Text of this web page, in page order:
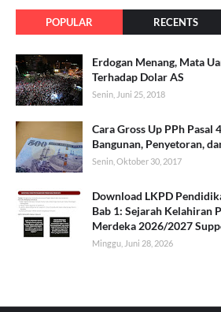
POPULAR RECENTS
Erdogan Menang, Mata
Terhadap Dolar AS
Senin, Juni 25, 2018
Cara Gross Up PPh Pasal
Bangunan, Penyetoran,
Senin, Oktober 30, 2017
Download LKPD
Bab 1: Sejarah Kelahiran
Merdeka 2026/2027
Minggu, Juni 28, 2026